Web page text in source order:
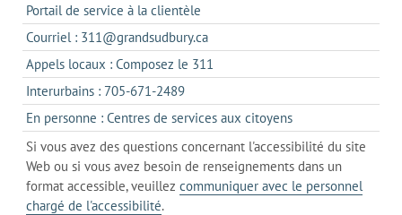
Portail de service à la clientèle
dans
un
nouvel
Courriel : 311@grandsudbury.cas'ouvre
dans
votre
de
messagerie
Appels locaux : Composez le 311
dans
un
client
de
votre
téléphone
Interurbains : 705-671-2489s'ouvre
dans
un
client
de
votre
En personne : Centres de services aux citoyenss'ouvre
dans
l'onglet
actuel
Si vous avez des questions concernant l'accessibilité du site
Web ou si vous avez besoin de renseignements dans un
format accessible, veuillez communiquer avec le personnel
chargé de l'accessibilité.